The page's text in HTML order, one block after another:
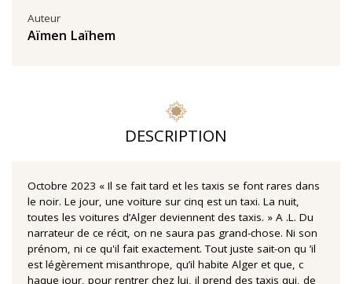
Auteur
Aïmen Laïhem
DESCRIPTION
Octobre 2023 « Il se fait tard et les taxis se font rares dans
le noir. Le jour, une voiture sur cinq est un taxi. La nuit,
toutes les voitures d’Alger deviennent des taxis. » A .L. Du
narrateur de ce récit, on ne saura pas grand-chose. Ni son
prénom, ni ce qu'il fait exactement. Tout juste sait-on qu ’il
est légèrement misanthrope, qu’il habite Alger et que, c
haque jour, pour rentrer chez lui, il prend des taxis qui, de